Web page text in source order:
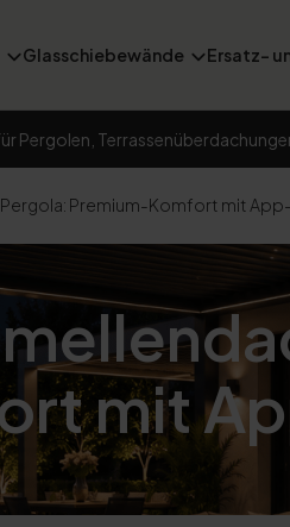
Glasschiebewände Ersatz-
Pergolen,
Premium-Komfort mit
mit